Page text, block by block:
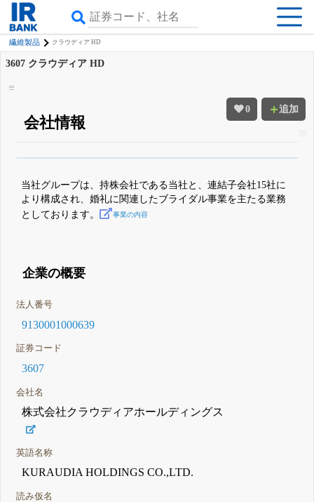
繊維製品 クラウディア HD
0 追加
3607 クラウディア HD
会社情報
詳しく見られる
無料でβ版をはじめる
登録すると永久30%OFFと米株版の先行利用も付きます
当社グループは、持株会社である当社と、連結子会社15社に
より構成され、婚礼に関連したブライダル事業を主たる業務
としております。
事業の内容
企業の概要
法人番号
9130001000639
証券コード
3607
会社名
株式会社クラウディアホールディングス
英語名称
KURAUDIA HOLDINGS CO.,LTD.
読み仮名